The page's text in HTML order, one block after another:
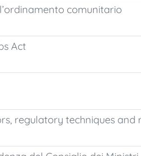
comunitario
Act
regulatory techniques